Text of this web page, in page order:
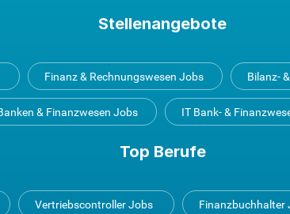
Stellenangebote
Finanz & Rechnungswesen Jobs Bilanz-
& Finanzwesen Jobs IT Bank- &
Top Berufe
Vertriebscontroller Jobs Finanzbuchhalter